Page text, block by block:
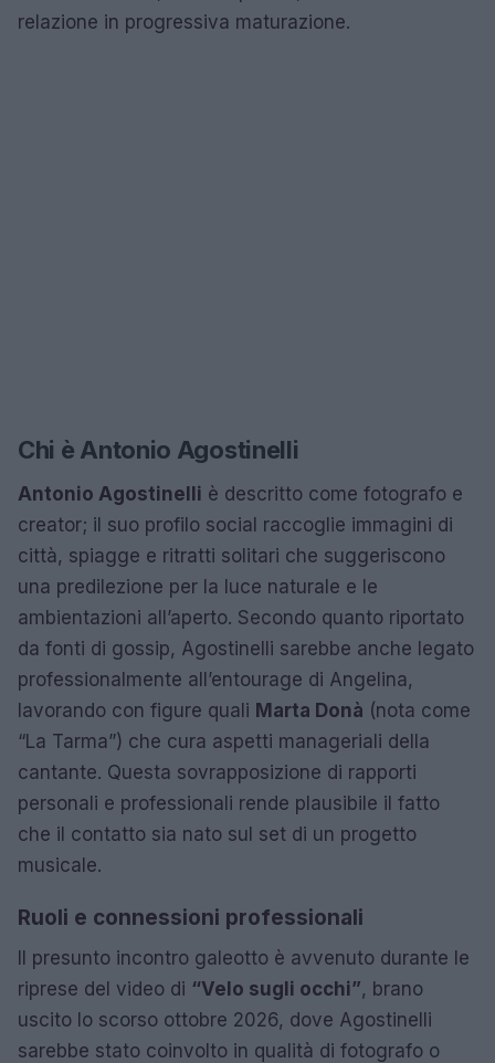
relazione in progressiva maturazione.
Chi è Antonio Agostinelli
Antonio Agostinelli è descritto come fotografo e
creator; il suo profilo social raccoglie immagini di
città, spiagge e ritratti solitari che suggeriscono
una predilezione per la luce naturale e le
ambientazioni all’aperto. Secondo quanto riportato
da fonti di gossip, Agostinelli sarebbe anche legato
professionalmente all’entourage di Angelina,
lavorando con figure quali Marta Donà (nota come
“La Tarma”) che cura aspetti manageriali della
cantante. Questa sovrapposizione di rapporti
personali e professionali rende plausibile il fatto
che il contatto sia nato sul set di un progetto
musicale.
Ruoli e connessioni professionali
Il presunto incontro galeotto è avvenuto durante le
riprese del video di “Velo sugli occhi”, brano
uscito lo scorso ottobre 2026, dove Agostinelli
sarebbe stato coinvolto in qualità di fotografo o